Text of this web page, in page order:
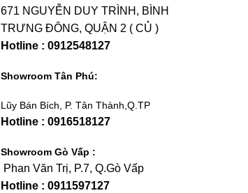
671 NGUYỄN DUY TRÌNH, BÌNH
TRƯNG ĐÔNG, QUẬN 2 ( CỦ )
Hotline : 0912548127
Showroom Tân Phú:
Lũy Bán Bích, P. Tân Thành,Q.TP
Hotline : 0916518127
Showroom Gò Vấp :
Phan Văn Trị, P.7, Q.Gò Vấp
Hotline : 0911597127